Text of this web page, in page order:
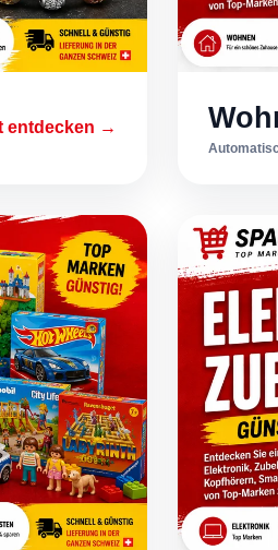
entdecken →